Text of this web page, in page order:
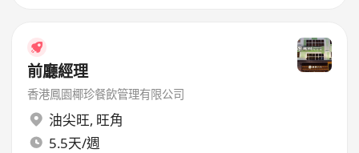
前廳經理
香港鳳園椰珍餐飲管理有限公司
油尖旺, 旺角
5.5天/週